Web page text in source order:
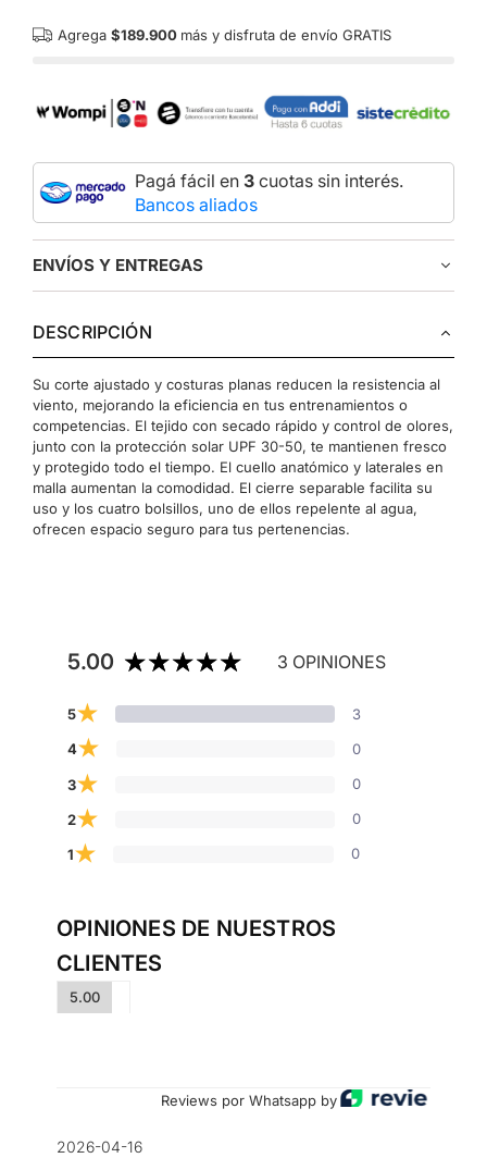
Agrega $189.900 más y disfruta de envío GRATIS
Pagá fácil en 3 cuotas sin interés.
Bancos aliados
ENVÍOS Y ENTREGAS
DESCRIPCIÓN
Su corte ajustado y costuras planas reducen la resistencia al
viento, mejorando la eficiencia en tus entrenamientos o
competencias. El tejido con secado rápido y control de olores,
junto con la protección solar UPF 30-50, te mantienen fresco
y protegido todo el tiempo. El cuello anatómico y laterales en
malla aumentan la comodidad. El cierre separable facilita su
uso y los cuatro bolsillos, uno de ellos repelente al agua,
ofrecen espacio seguro para tus pertenencias.
5.00 3 OPINIONES
5★ 3
4★ 0
3★ 0
2★ 0
1★ 0
OPINIONES DE NUESTROS
CLIENTES
5.00
Reviews por Whatsapp by
2026-04-16